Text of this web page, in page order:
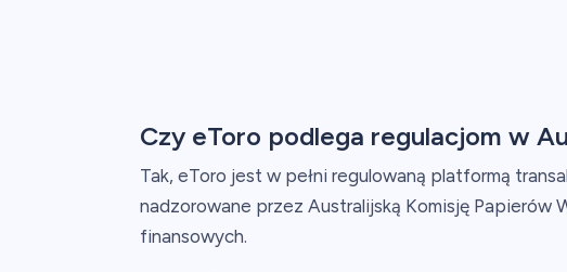
Czy eToro podlega regulacjom w
Tak, eToro jest w pełni regulowaną platformą
nadzorowane przez Australijską Komisję Papierów
finansowych.